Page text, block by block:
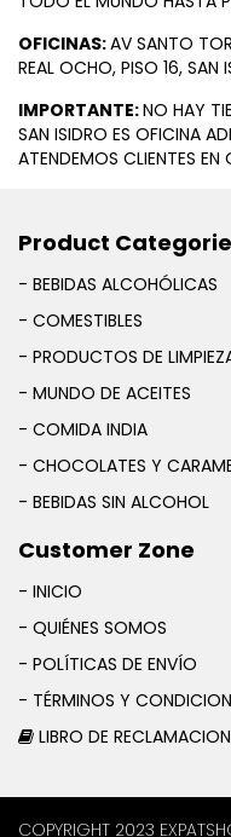
OFICINAS:AV SANTO
REAL OCHO, PISO 16, SAN
IMPORTANTE:NO HAY
SAN ISIDRO ES OFICINA
ATENDEMOS CLIENTES EN
Product
- BEBIDAS ALCOHÓLICAS
- COMESTIBLES
- PRODUCTOS DE
- MUNDO DE ACEITES
- COMIDA INDIA
- CHOCOLATES Y
- BEBIDAS SIN ALCOHOL
Customer Zone
- INICIO
- QUIÉNES SOMOS
- POLÍTICAS DE ENVÍO
- TÉRMINOS Y
LIBRO DE
COPYRIGHT 2023